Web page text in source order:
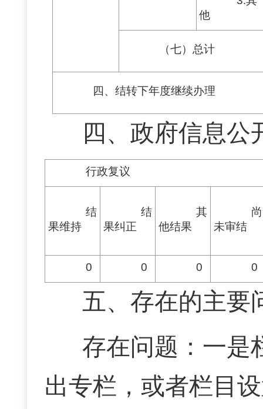
他
（七）总计
四、结转下年度继续办理
四、政府信息公
行政复议
结
果维持
结
果纠正
其
他结果
尚
未审结
0 0 0 0
五、存在的主要
存在问题：一是
出专栏，或者栏目